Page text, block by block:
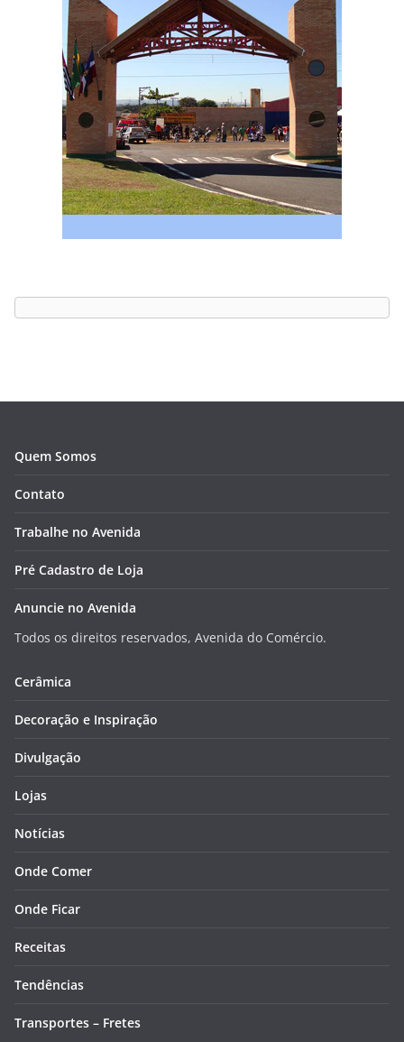
Quem Somos
Contato
Trabalhe no Avenida
Pré Cadastro de Loja
Anuncie no Avenida
Todos os direitos reservados, Avenida do Comércio.
Cerâmica
Decoração e Inspiração
Divulgação
Lojas
Notícias
Onde Comer
Onde Ficar
Receitas
Tendências
Transportes – Fretes